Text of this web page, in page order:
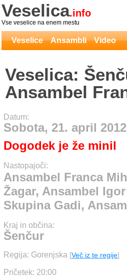
Veselica.info
Vse veselice na enem mestu
Veselice Ansambli Video
Veselica:
Ansambel
Miheliča, Tanja
Ansambel Igor
zvoki, Skupina
Ansambel
Datum:
Sobota, 21. april 2012
Dogodek je že minil
Nastopajoči:
Ansambel Franca
Žagar, Ansambel
Skupina Gadi,
Kraj in občina:
Šenčur
Regija: Gorenjska [Več iz te regije]
Pričetek: 20:00